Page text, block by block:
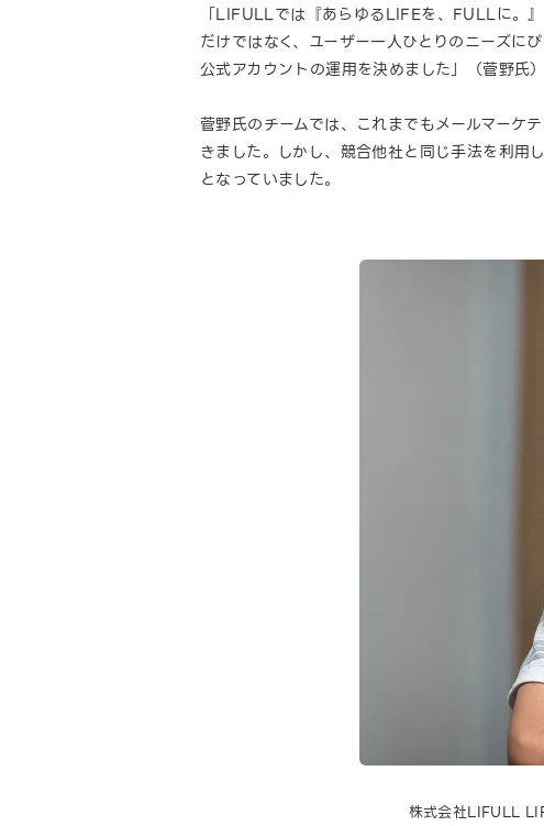
「LIFULLでは『あらゆるLIFEを、FULLに。
だけではなく、ユーザー一人ひとりのニーズに
公式アカウントの運用を決めました」（菅野氏）
菅野氏のチームでは、これまでもメールマーケ
きました。しかし、競合他社と同じ手法を利用
となっていました。
株式会社LIFULL